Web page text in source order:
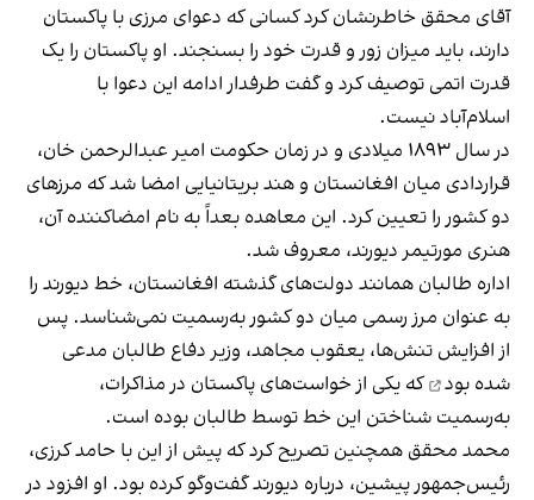
آقای محقق خاطرنشان کرد کسانی که دعوای مرزی با پاکستان
دارند، باید میزان زور و قدرت خود را بسنجند. او پاکستان را یک
قدرت اتمی توصیف کرد و گفت طرفدار ادامه این دعوا با
اسلام‌آباد نیست.
در سال ۱۸۹۳ میلادی و در زمان حکومت امیر عبدالرحمن خان،
قراردادی میان افغانستان و هند بریتانیایی امضا شد که مرزهای
دو کشور را تعیین کرد. این معاهده بعداً به نام امضاکننده آن،
هنری مورتیمر دیورند، معروف شد.
اداره طالبان همانند دولت‌های گذشته افغانستان، خط دیورند را
به عنوان مرز رسمی میان دو کشور به‌رسمیت نمی‌شناسد. پس
از افزایش تنش‌ها، یعقوب مجاهد، وزیر دفاع طالبان مدعی
شده بود
که یکی از خواست‌های پاکستان در مذاکرات،
به‌رسمیت شناختن این خط توسط طالبان بوده است.
محمد محقق همچنین تصریح کرد که پیش از این با حامد کرزی،
رئیس‌جمهور پیشین، درباره دیورند گفت‌وگو کرده بود. او افزود در